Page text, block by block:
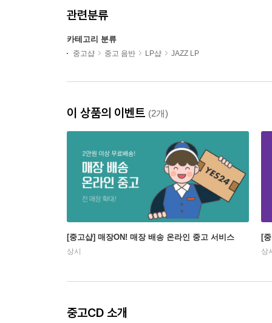
관련분류
카테고리 분류
중고샵 중고 음반 LP샵 JAZZ LP
이 상품의 이벤트 (2개)
[중고샵] 매장ON! 매장 배송 온라인 중고 서비스
상시
[
상
중고CD 소개